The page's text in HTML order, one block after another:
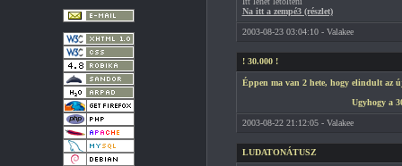
Na itt a zempé3 (részlet)
2003-08-23 03:04:10 - Valakee
! 30.000 !
Éppen ma van 2 hete, hogy elindult az
Ugyhogy a
2003-08-22 21:12:05 - Valakee
LUDATONÁTUSZ